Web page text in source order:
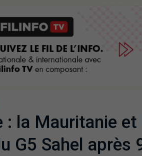
: la Mauritanie
G5 Sahel après